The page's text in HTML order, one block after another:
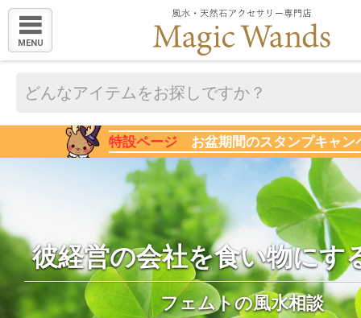
MENU
特設ページ お盆期間のスタンプキャン
彼経営の会社を食い物にす
フェムトの風水相談